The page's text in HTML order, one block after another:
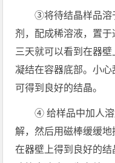
③将待结晶样品溶
剂，配成稀溶液，置于
三天就可以看到在器
凝结在容器底部。小
可得到良好的结晶。
④ 给样品中加人
解，然后用磁棒缓缓
在器壁上得到良好的